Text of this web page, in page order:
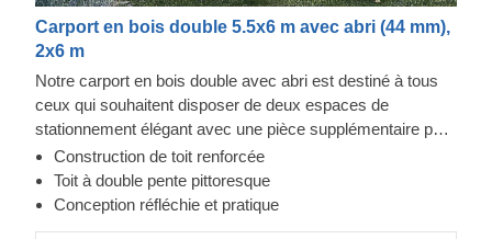
Carport en bois double 5.5x6 m avec abri (44 mm),
2x6 m
Notre carport en bois double avec abri est destiné à tous
ceux qui souhaitent disposer de deux espaces de
stationnement élégant avec une pièce supplémentaire pour
le rangement ou le repos. Vos voitures seront toujours à
vos côtés, ce qui est très pratique si vous changez vos
pneus ou si vous effectuez des travaux de réparation. Cet
Construction de toit renforcée
Toit à double pente pittoresque
Conception réfléchie et pratique